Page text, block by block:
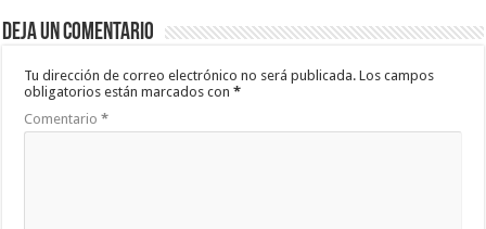
Deja un comentario
Tu dirección de correo electrónico no será publicada. Los campos
obligatorios están marcados con*
Comentario*